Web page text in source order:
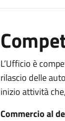
L’Ufficio è
rilascio delle
inizio attività
Commercio al